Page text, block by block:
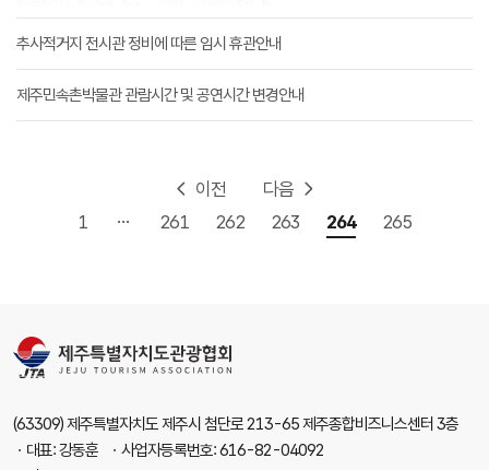
추사적거지 전시관 정비에 따른 임시 휴관안내
제주민속촌박물관 관람시간 및 공연시간 변경안내
이전
1
... 261 262 263 264 265
다음
(63309) 제주특별자치도 제주시 첨단로 213-65 제주종합비즈니스센터 3층
ㆍ대표: 강동훈 ㆍ사업자등록번호: 616-82-04092